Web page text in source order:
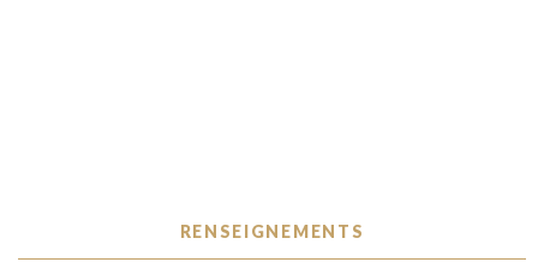
RENSEIGNEMENTS